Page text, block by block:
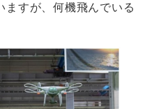
ますが、何機飛んでいる